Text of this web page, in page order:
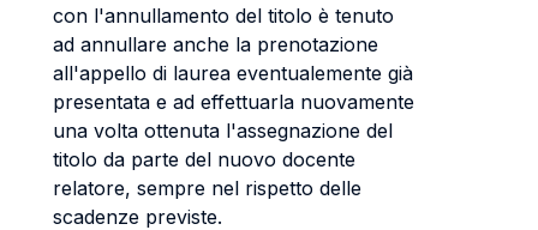
con l'annullamento del titolo è tenuto
ad annullare anche la prenotazione
all'appello di laurea eventualemente già
presentata e ad effettuarla nuovamente
una volta ottenuta l'assegnazione del
titolo da parte del nuovo docente
relatore, sempre nel rispetto delle
scadenze previste.